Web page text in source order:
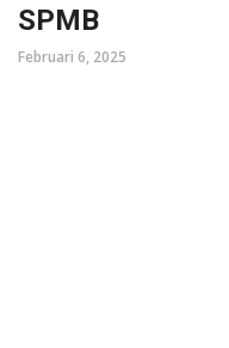
SPMB
Februari 6, 2025